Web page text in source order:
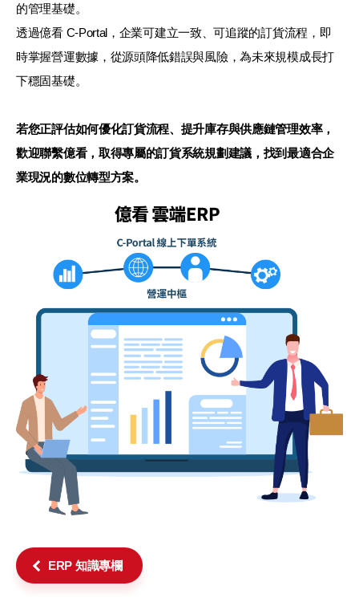
的管理基礎。
透過億看 C-Portal，企業可建立一致、可追蹤的訂貨流程，即
時掌握營運數據，從源頭降低錯誤與風險，為未來規模成長打
下穩固基礎。
若您正評估如何優化訂貨流程、提升庫存與供應鏈管理效率，
歡迎聯繫億看，取得專屬的訂貨系統規劃建議，找到最適合企
業現況的數位轉型方案。
ERP 知識專欄